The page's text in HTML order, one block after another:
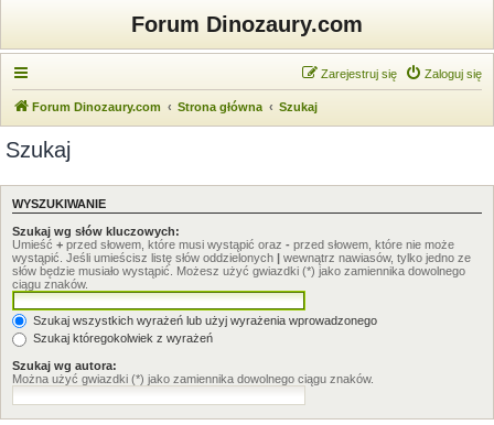
Forum Dinozaury.com
Zaloguj się
Zarejestruj się
Forum Dinozaury.com Strona główna Szukaj
Szukaj
WYSZUKIWANIE
Szukaj wg słów kluczowych:
Umieść + przed słowem, które musi wystąpić oraz - przed słowem, które nie może
wystąpić. Jeśli umieścisz listę słów oddzielonych | wewnątrz nawiasów, tylko jedno ze
słów będzie musiało wystąpić. Możesz użyć gwiazdki (*) jako zamiennika dowolnego
ciągu znaków.
Szukaj wszystkich wyrażeń lub użyj wyrażenia wprowadzonego
Szukaj któregokolwiek z wyrażeń
Szukaj wg autora:
Można użyć gwiazdki (*) jako zamiennika dowolnego ciągu znaków.